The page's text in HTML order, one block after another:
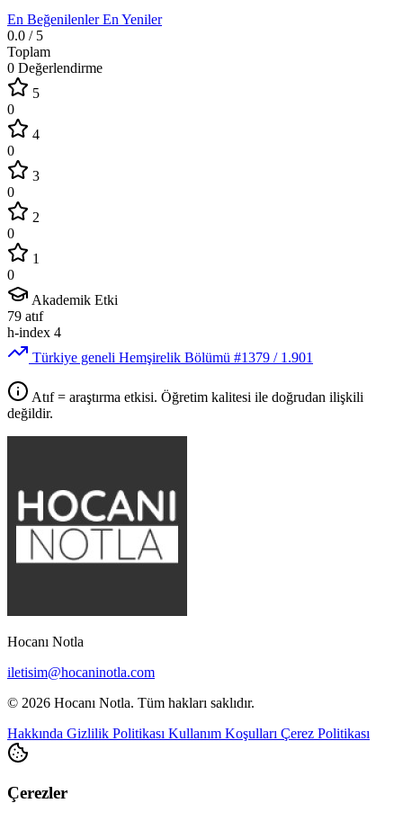
En BeğenilenlerEn Yeniler
0.0 / 5
Toplam
0 Değerlendirme
5
0
4
0
3
0
2
0
1
0
Akademik Etki
79 atıf
h-index 4
Türkiye geneli Hemşirelik Bölümü #1379 / 1.901
Atıf = araştırma etkisi. Öğretim kalitesi ile doğrudan ilişkili
değildir.
Hocanı Notla
iletisim@hocaninotla.com
© 2026 Hocanı Notla. Tüm hakları saklıdır.
Hakkında Gizlilik Politikası Kullanım Koşulları Çerez Politikası
Çerezler